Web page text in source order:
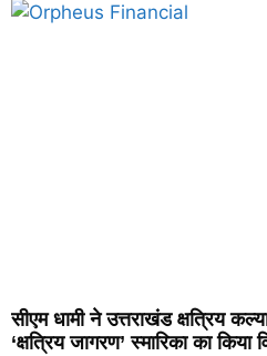
सीएम धामी ने उत्तराखंड क्षत्रिय
‘क्षत्रिय जागरण’ स्मारिका का किया